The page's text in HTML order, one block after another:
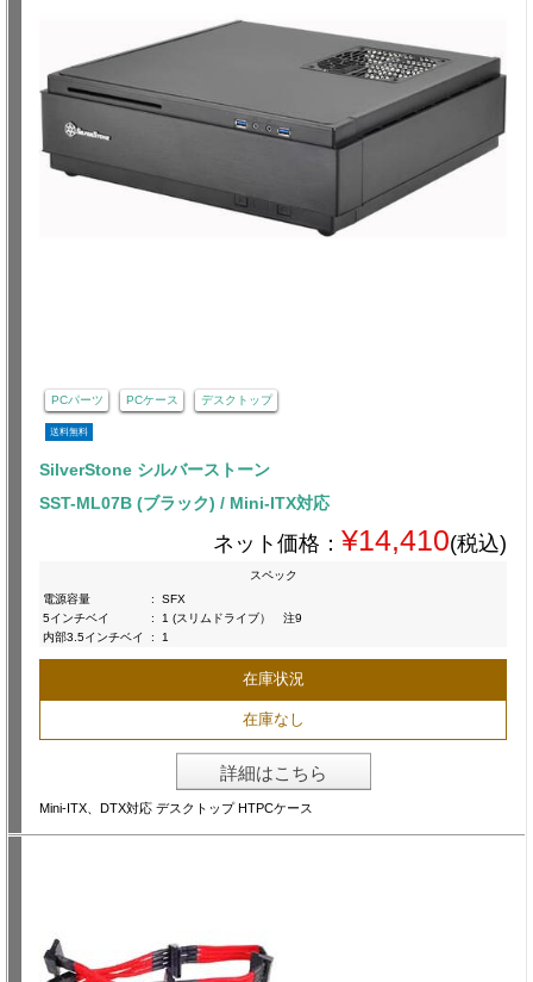
PCパーツ PCケース デスクトップ
送料無料
SilverStone シルバーストーン
SST-ML07B (ブラック) / Mini-ITX対応
ネット価格： ¥14,410(税込)
スペック
電源容量
:
SFX
5インチベイ
:
1 (スリムドライブ） 注9
内部3.5インチベイ
: 1
在庫状況
在庫なし
詳細はこちら
Mini-ITX、DTX対応 デスクトップ HTPCケース